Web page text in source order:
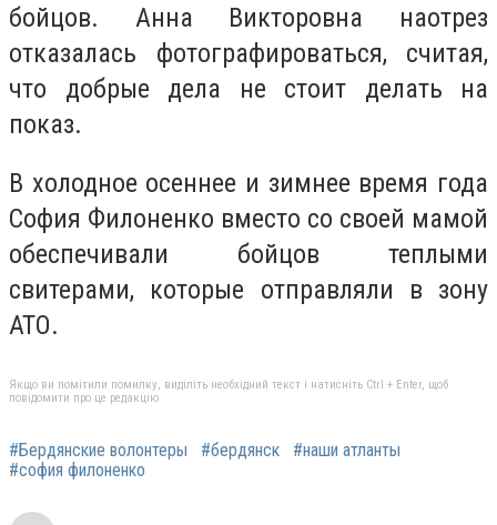
бойцов. Анна Викторовна наотрез
отказалась фотографироваться, считая,
что добрые дела не стоит делать на
показ.
В холодное осеннее и зимнее время года
София Филоненко вместо со своей мамой
обеспечивали бойцов теплыми
свитерами, которые отправляли в зону
АТО.
Якщо ви помітили помилку, виділіть необхідний текст і натисніть Ctrl + Enter, щоб
повідомити про це редакцію
#Бердянские волонтеры #бердянск
#наши атланты
#софия филоненко